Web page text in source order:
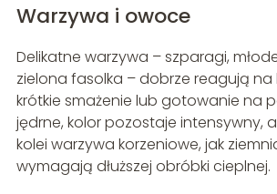
Warzywa i owoce
Delikatne warzywa – szparagi,
zielona fasolka – dobrze reagują na
krótkie smażenie lub gotowanie na
jędrne, kolor pozostaje intensywny, a
kolei warzywa korzeniowe, jak
wymagają dłuższej obróbki cieplnej.